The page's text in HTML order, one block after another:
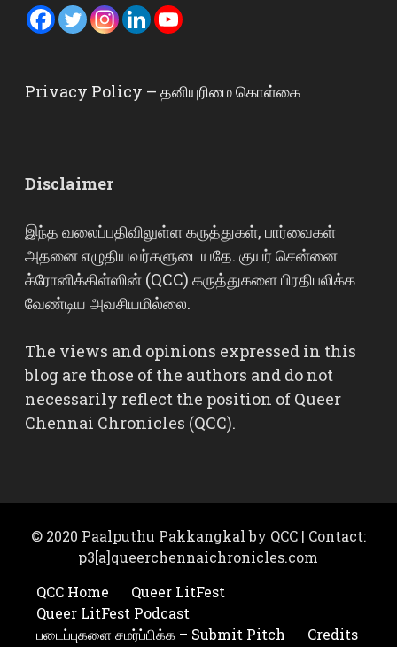
Privacy Policy – தனியுரிமை கொள்கை
Disclaimer
இந்த வலைப்பதிவிலுள்ள கருத்துகள், பார்வைகள்
அதனை எழுதியவர்களுடையதே. குயர் சென்னை
க்ரோனிக்கிள்ஸின் (QCC) கருத்துகளை பிரதிபலிக்க
வேண்டிய அவசியமில்லை.
The views and opinions expressed in this
blog are those of the authors and do not
necessarily reflect the position of Queer
Chennai Chronicles (QCC).
© 2020 Paalputhu Pakkangkal by QCC | Contact:
p3[a]queerchennaichronicles.com
QCC Home
Queer LitFest
Queer LitFest Podcast
படைப்புகளை சமர்ப்பிக்க – Submit Pitch
Credits